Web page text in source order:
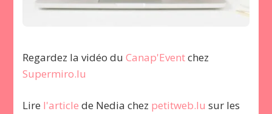
Regardez la vidéo duCanap'Eventchez
Supermiro.lu
Lire l'article de Nedia chez petitweb.lusur les